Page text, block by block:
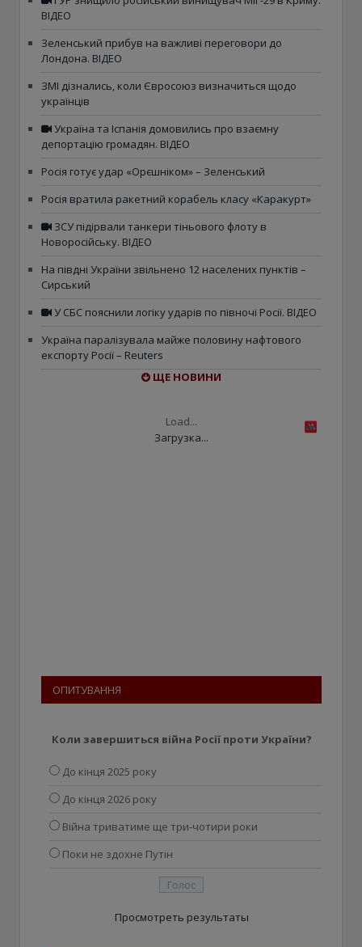
ВІДЕО
Зеленський прибув на важливі переговори до
Лондона. ВІДЕО
ЗМІ дізнались, коли Євросоюз визначиться щодо
українців
Україна та Іспанія домовились про взаємну
депортацію громадян. ВІДЕО
Росія готує удар «Орєшніком» – Зеленський
Росія вратила ракетний корабель класу «Каракурт»
ЗСУ підірвали танкери тіньового флоту в
Новоросійську. ВІДЕО
На півдні України звільнено 12 населених пунктів –
Сирський
У СБС пояснили логіку ударів по півночі Росії. ВІДЕО
Україна паралізувала майже половину нафтового
експорту Росії – Reuters
ЩЕ НОВИНИ
Load...
Загрузка...
ОПИТУВАННЯ
Коли завершиться війна Росії проти України?
До кінця 2025 року
До кінця 2026 року
Війна триватиме ще три-чотири роки
Поки не здохне Путін
Просмотреть результаты